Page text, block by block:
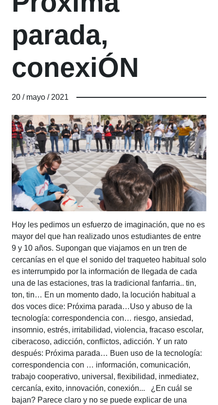
parada,
conexiÓN
20 / mayo / 2021
Hoy les pedimos un esfuerzo de imaginación, que no es
mayor del que han realizado unos estudiantes de entre
9 y 10 años. Supongan que viajamos en un tren de
cercanías en el que el sonido del traqueteo habitual solo
es interrumpido por la información de llegada de cada
una de las estaciones, tras la tradicional fanfarria.. tin,
ton, tin… En un momento dado, la locución habitual a
dos voces dice: Próxima parada…Uso y abuso de la
tecnología: correspondencia con… riesgo, ansiedad,
insomnio, estrés, irritabilidad, violencia, fracaso escolar,
ciberacoso, adicción, conflictos, adicción. Y un rato
después: Próxima parada… Buen uso de la tecnología:
correspondencia con … información, comunicación,
trabajo cooperativo, universal, flexibilidad, inmediatez,
cercanía, exito, innovación, conexión... ¿En cuál se
bajan? Parece claro y no se puede explicar de una